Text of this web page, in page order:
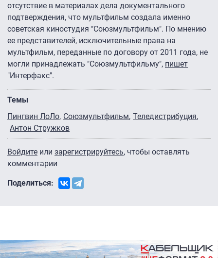
отсутствие в материалах дела документального
подтверждения, что мультфильм создала именно
советская киностудия "Союзмультфильм". По мнению
ее представителей, исключительные права на
мультфильм, переданные по договору от 2011 года, не
могли принадлежать "Союзмультфильму", пишет
"Интерфакс".
Темы
Пингвин ЛоЛо Союзмультфильм Теледистрибуция
Антон Стружков
Войдите или зарегистрируйтесь, чтобы оставлять
комментарии
Поделиться: